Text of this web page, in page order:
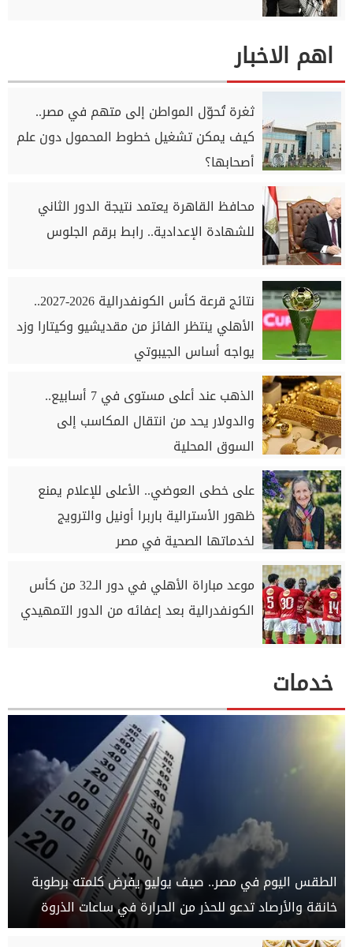
اهم الاخبار
ثغرة تُحوّل المواطن إلى متهم في مصر..
كيف يمكن تشغيل خطوط المحمول دون علم
أصحابها؟
محافظ القاهرة يعتمد نتيجة الدور الثاني
للشهادة الإعدادية.. رابط برقم الجلوس
نتائج قرعة كأس الكونفدرالية 2026-2027..
الأهلي ينتظر الفائز من مقديشيو وكيتارا وزد
يواجه أساس الجيبوتي
الذهب عند أعلى مستوى في 7 أسابيع..
والدولار يحد من انتقال المكاسب إلى
السوق المحلية
على خطى العوضي.. الأعلى للإعلام يمنع
ظهور الأسترالية باربرا أونيل والترويج
لخدماتها الصحية في مصر
موعد مباراة الأهلي في دور الـ32 من كأس
الكونفدرالية بعد إعفائه من الدور التمهيدي
خدمات
الطقس اليوم في مصر.. صيف يوليو يفرض كلمته برطوبة
خانقة والأرصاد تدعو للحذر من الحرارة في ساعات الذروة